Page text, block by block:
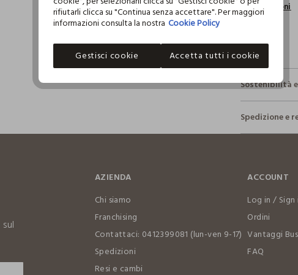
informazioni
Sostenibilità
Sicurezza
Il 100% dei
fisici, per
Clicca qui
I nostri
XIAMEN
Spedizione e
sul
AZIENDA
Chi siamo
Franchising
Contattaci: 0412399081 (lun-ven 9-17)
Spedizioni
Resi e cambi
ACCOUNT
Log in / Sign
Ordini
Vantaggi
FAQ
rifiutarli clicca su "Continua senza accettare". Per maggiori
informazioni consulta la nostra Cookie Policy
Gestisci cookie Accetta tutti i cookie